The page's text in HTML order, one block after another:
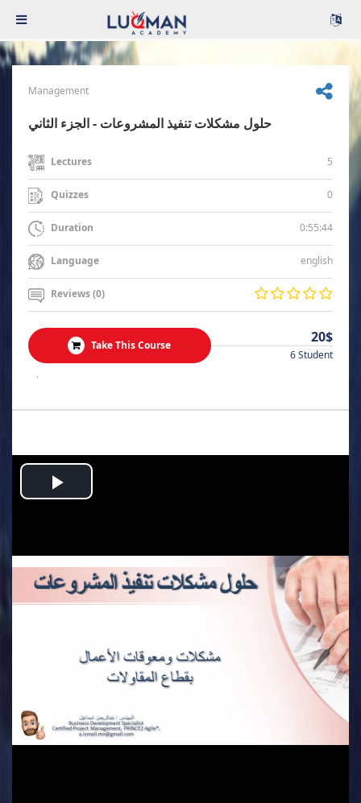
Management
حلول مشكلات تنفيذ المشروعات - الجزء الثاني
Lectures 5
Quizzes 0
Duration 0:55:44
Language english
Reviews (0)
Take This Course 20$
6 Student
.
Play